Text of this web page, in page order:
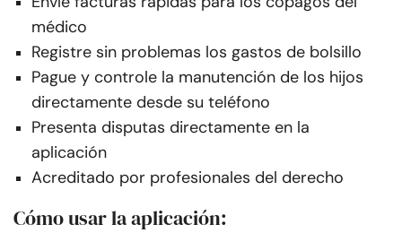
médico
Registre sin problemas los gastos de bolsillo
Pague y controle la manutención de los hijos
directamente desde su teléfono
Presenta disputas directamente en la
aplicación
Acreditado por profesionales del derecho
Cómo usar la aplicación: